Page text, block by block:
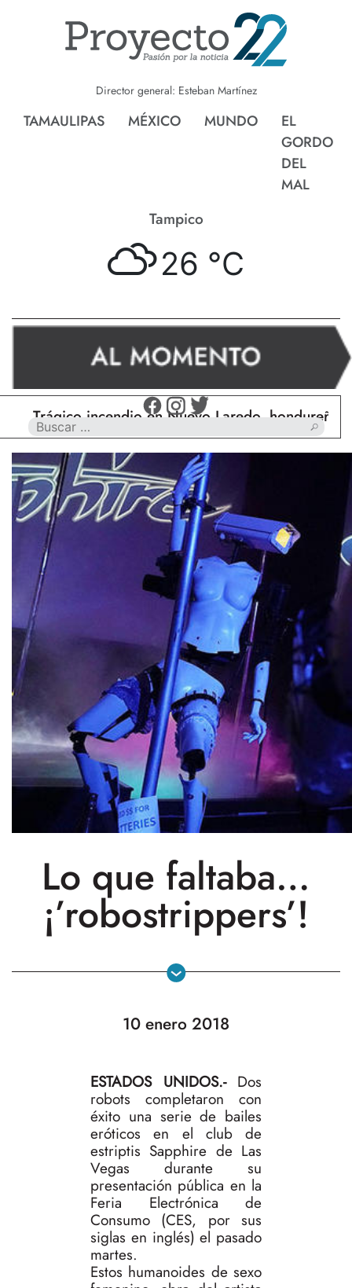
Director general: Esteban Martínez
TAMAULIPAS MÉXICO MUNDO
EL
GORDO
DEL
MAL
Tampico
26 °C
incendio en Nuevo Laredo, hondureño muere
Lo que faltaba…
¡’robostrippers’!
10 enero 2018
ESTADOS UNIDOS.- Dos
robots completaron con
éxito una serie de bailes
eróticos en el club de
estriptis Sapphire de Las
Vegas durante su
presentación pública en la
Feria Electrónica de
Consumo (CES, por sus
siglas en inglés) el pasado
martes.
Estos humanoides de sexo